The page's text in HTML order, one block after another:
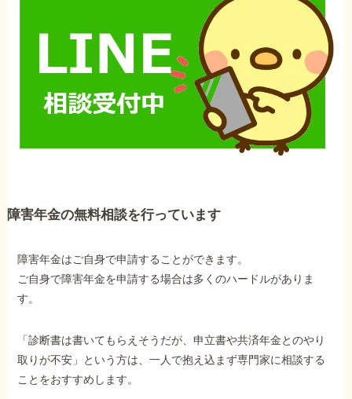
障害年金の無料相談を行っています
障害年金はご自身で申請することができます。
ご自身で障害年金を申請する場合は多くのハードルがありま
す。
「診断書は書いてもらえそうだが、申立書や共済年金とのやり
取りが不安」という方は、一人で抱え込まず専門家に相談する
ことをおすすめします。